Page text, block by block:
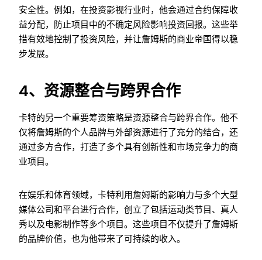
安全性。例如，在投资影视行业时，他会通过合约保障收
益分配，防止项目中的不确定风险影响投资回报。这些举
措有效地控制了投资风险，并让詹姆斯的商业帝国得以稳
步发展。
4、资源整合与跨界合作
卡特的另一个重要筹资策略是资源整合与跨界合作。他不
仅将詹姆斯的个人品牌与外部资源进行了充分的结合，还
通过多方合作，打造了多个具有创新性和市场竞争力的商
业项目。
在娱乐和体育领域，卡特利用詹姆斯的影响力与多个大型
媒体公司和平台进行合作，创立了包括运动类节目、真人
秀以及电影制作等多个项目。这些项目不仅提升了詹姆斯
的品牌价值，也为他带来了可持续的收入。